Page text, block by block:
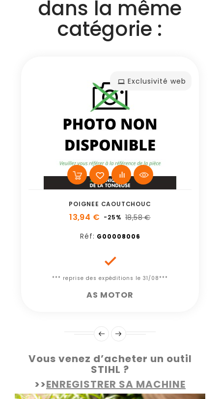
dans la même
catégorie :
Exclusivité web
POIGNEE CAOUTCHOUC
13,94 € -25% 18,58 €
Réf: G00008006

*** reprise des expéditions le 31/08***
AS MOTOR
Vous venez d’acheter un outil
STIHL ?
>>ENREGISTRER SA MACHINE